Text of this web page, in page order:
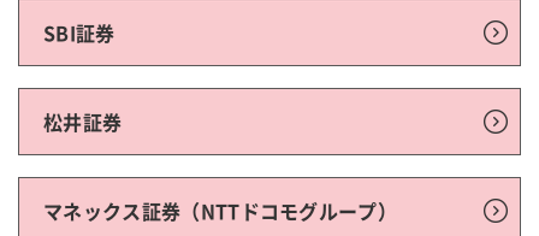
SBI証券
松井証券
マネックス証券（NTTドコモグループ）